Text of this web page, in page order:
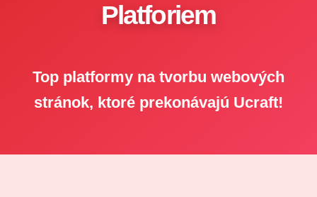
Platforiem
Top platformy na tvorbu webových
stránok, ktoré prekonávajú Ucraft!